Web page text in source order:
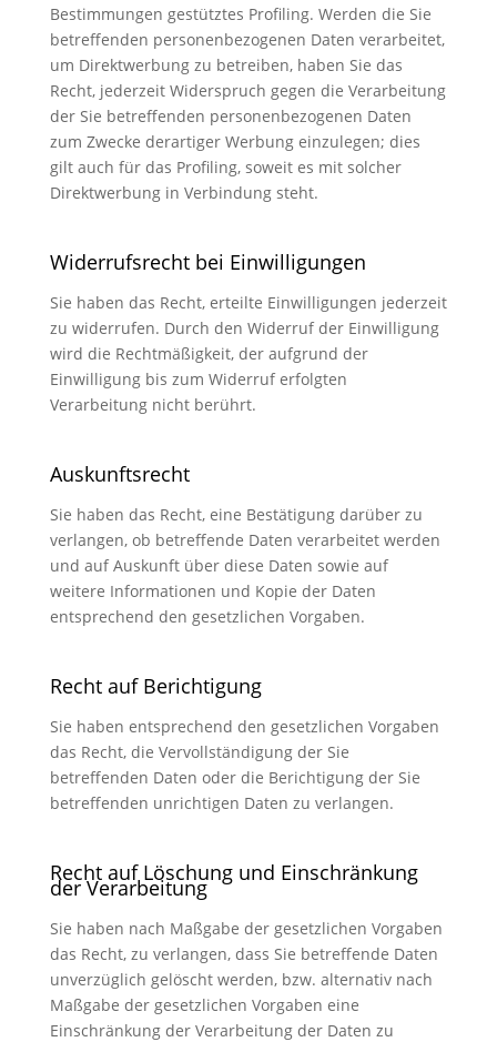
Bestimmungen gestütztes Profiling. Werden die Sie
betreffenden personenbezogenen Daten verarbeitet,
um Direktwerbung zu betreiben, haben Sie das
Recht, jederzeit Widerspruch gegen die Verarbeitung
der Sie betreffenden personenbezogenen Daten
zum Zwecke derartiger Werbung einzulegen; dies
gilt auch für das Profiling, soweit es mit solcher
Direktwerbung in Verbindung steht.
Widerrufsrecht bei Einwilligungen
Sie haben das Recht, erteilte Einwilligungen jederzeit
zu widerrufen. Durch den Widerruf der Einwilligung
wird die Rechtmäßigkeit, der aufgrund der
Einwilligung bis zum Widerruf erfolgten
Verarbeitung nicht berührt.
Auskunftsrecht
Sie haben das Recht, eine Bestätigung darüber zu
verlangen, ob betreffende Daten verarbeitet werden
und auf Auskunft über diese Daten sowie auf
weitere Informationen und Kopie der Daten
entsprechend den gesetzlichen Vorgaben.
Recht auf Berichtigung
Sie haben entsprechend den gesetzlichen Vorgaben
das Recht, die Vervollständigung der Sie
betreffenden Daten oder die Berichtigung der Sie
betreffenden unrichtigen Daten zu verlangen.
Recht auf Löschung und Einschränkung
der Verarbeitung
Sie haben nach Maßgabe der gesetzlichen Vorgaben
das Recht, zu verlangen, dass Sie betreffende Daten
unverzüglich gelöscht werden, bzw. alternativ nach
Maßgabe der gesetzlichen Vorgaben eine
Einschränkung der Verarbeitung der Daten zu